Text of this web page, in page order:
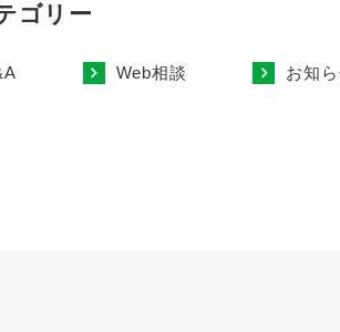
ゴリー
Web相談 お知